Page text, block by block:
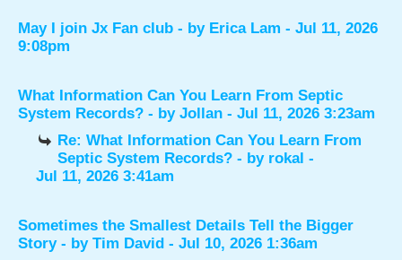
May I join Jx Fan club - by Erica Lam - Jul 11, 2026
9:08pm
What Information Can You Learn From Septic
System Records? - by Jollan - Jul 11, 2026 3:23am
Re: What Information Can You Learn From
Septic System Records? - by rokal -
Jul 11, 2026 3:41am
Sometimes the Smallest Details Tell the Bigger
Story - by Tim David - Jul 10, 2026 1:36am